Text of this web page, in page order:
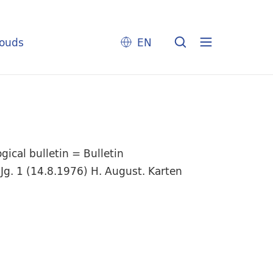
EN
bulletin = Bulletin
1 (14.8.1976) H. August. Karten